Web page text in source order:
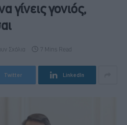
γίνεις γονιός,
Σχόλια 7 Mins Read
Twitter LinkedIn